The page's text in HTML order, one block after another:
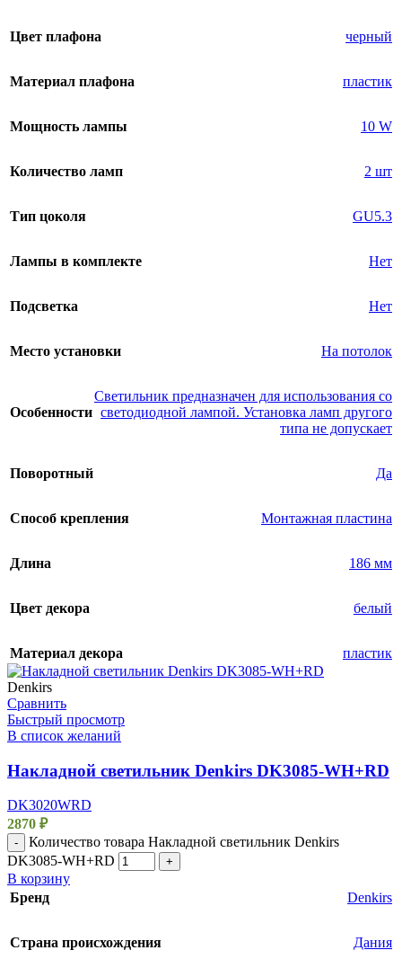
Цвет плафона черный
Материал плафона пластик
Мощность лампы 10 W
Количество ламп 2 шт
Тип цоколя GU5.3
Лампы в комплекте Нет
Подсветка Нет
Место установки На потолок
Особенности
Светильник предназначен для использования со
светодиодной лампой. Установка ламп другого
типа не допускает
Поворотный Да
Способ крепления Монтажная пластина
Длина 186 мм
Цвет декора белый
Материал декора пластик
Denkirs
Сравнить
Быстрый просмотр
В список желаний
Накладной светильник Denkirs DK3085-WH+RD
DK3020WRD
2870 ₽
-
Количество товара Накладной светильник Denkirs
DK3085-WH+RD
+
В корзину
Бренд
Denkirs
Страна происхождения Дания